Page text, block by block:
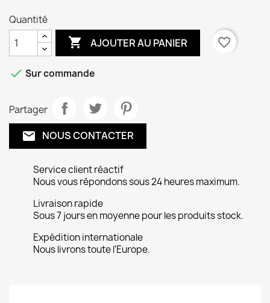
Quantité
 AJOUTER AU PANIER favorite_border
 Sur commande
Partager
email NOUS CONTACTER
Service client réactif
Nous vous répondons sous 24 heures maximum.
Livraison rapide
Sous 7 jours en moyenne pour les produits stock.
Expédition internationale
Nous livrons toute l'Europe.